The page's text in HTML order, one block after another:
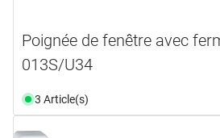
Poignée de fenêtre avec
013S/U34
3 Article(s)